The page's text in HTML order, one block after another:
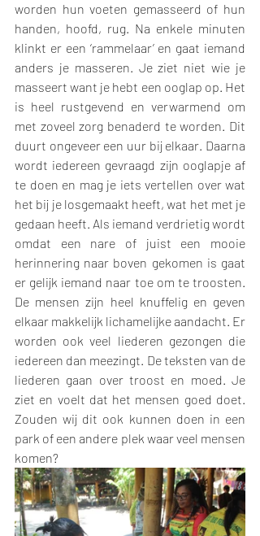
worden hun voeten gemasseerd of hun
handen, hoofd, rug. Na enkele minuten
klinkt er een ‘rammelaar’ en gaat iemand
anders je masseren. Je ziet niet wie je
masseert want je hebt een ooglap op. Het
is heel rustgevend en verwarmend om
met zoveel zorg benaderd te worden. Dit
duurt ongeveer een uur bij elkaar. Daarna
wordt iedereen gevraagd zijn ooglapje af
te doen en mag je iets vertellen over wat
het bij je losgemaakt heeft, wat het met je
gedaan heeft. Als iemand verdrietig wordt
omdat een nare of juist een mooie
herinnering naar boven gekomen is gaat
er gelijk iemand naar toe om te troosten.
De mensen zijn heel knuffelig en geven
elkaar makkelijk lichamelijke aandacht. Er
worden ook veel liederen gezongen die
iedereen dan meezingt. De teksten van de
liederen gaan over troost en moed. Je
ziet en voelt dat het mensen goed doet.
Zouden wij dit ook kunnen doen in een
park of een andere plek waar veel mensen
komen?